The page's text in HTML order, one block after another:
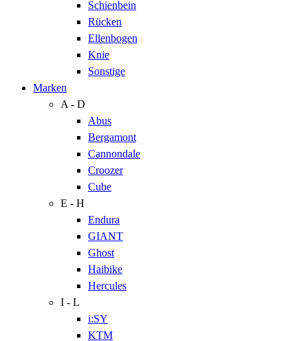
Schienbein
Rücken
Ellenbogen
Knie
Sonstige
Marken
A - D
Abus
Bergamont
Cannondale
Croozer
Cube
E - H
Endura
GIANT
Ghost
Haibike
Hercules
I - L
i:SY
KTM